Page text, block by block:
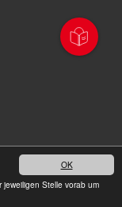
OK
Stelle vorab um
|Impressum